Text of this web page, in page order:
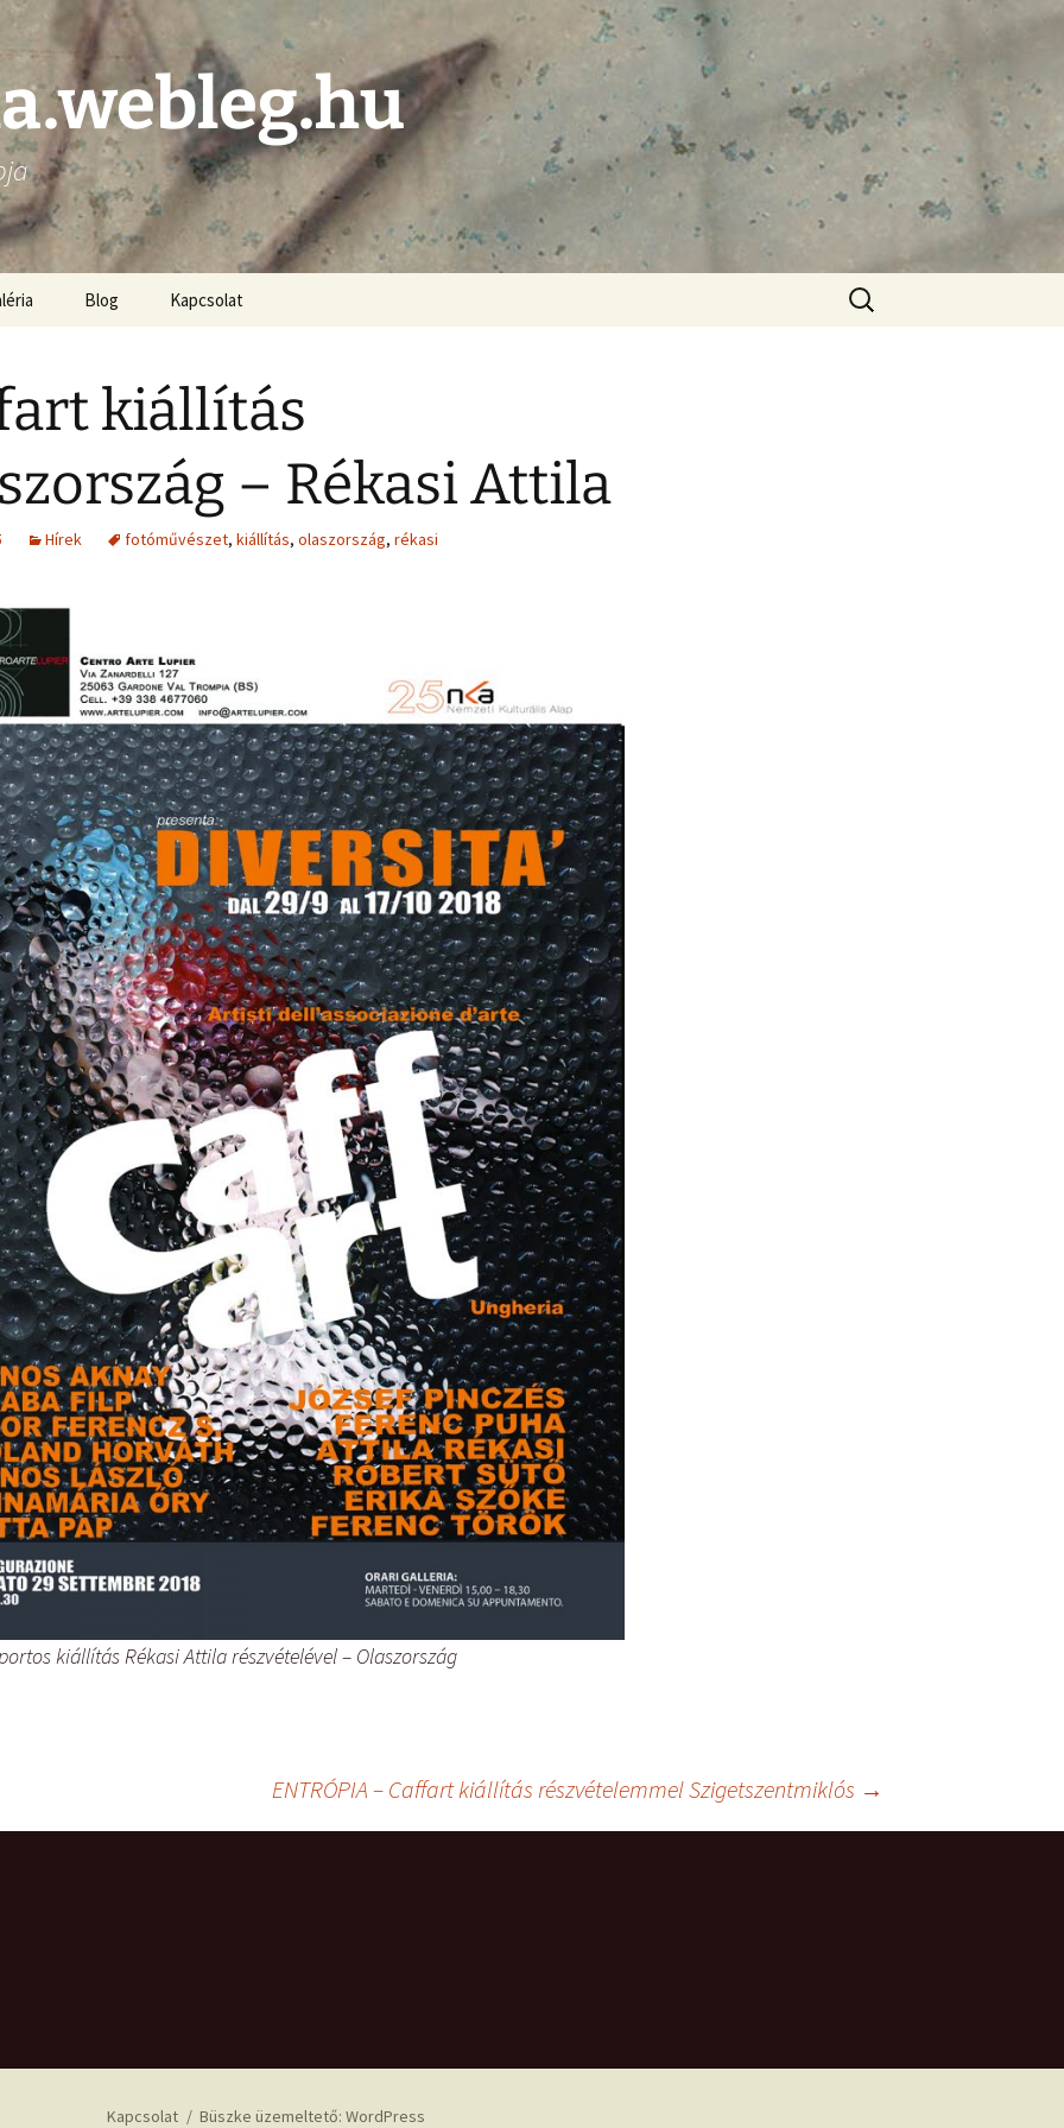
Blog Kapcsolat
Keresés:
kiállítás
– Rékasi Attila
Hírek fotóművészet, kiállítás, olaszország, rékasi
kiállítás Rékasi Attila részvételével – Olaszország
ENTRÓPIA – Caffart kiállítás részvételemmel Szigetszentmiklós →
Kapcsolat Büszke üzemeltető: WordPress